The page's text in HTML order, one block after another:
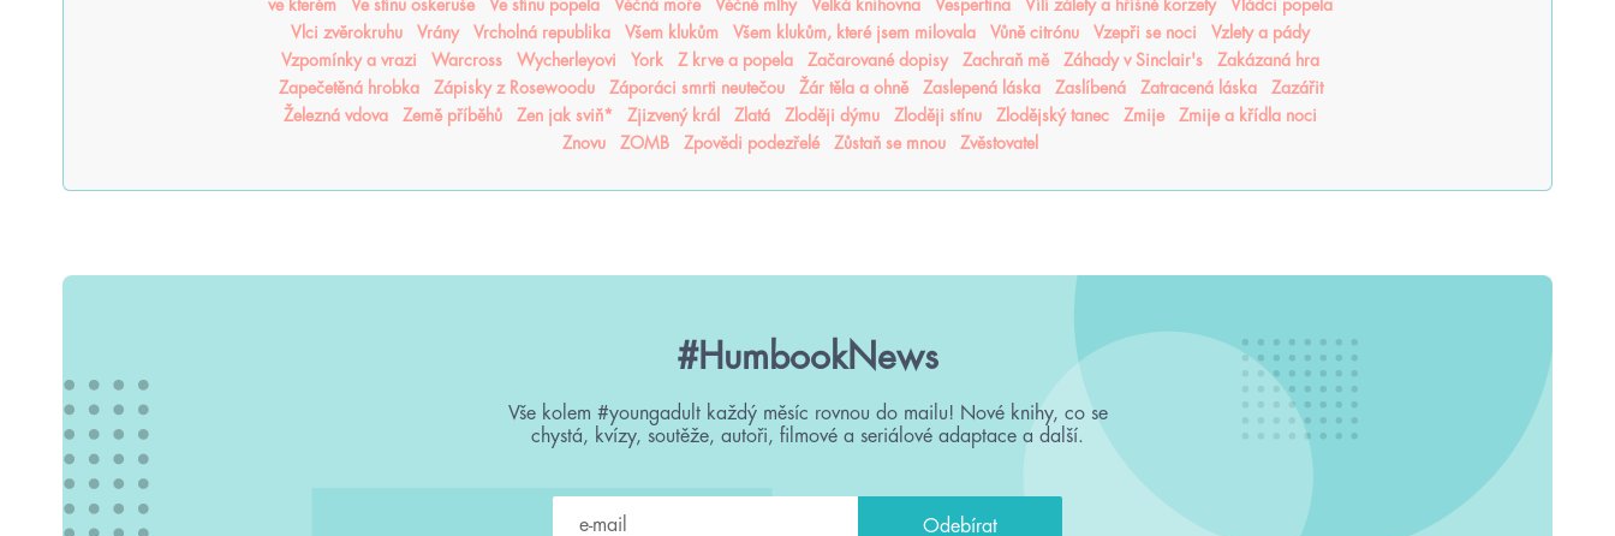
ve kterém
Ve stínu oskeruše Ve stínu popela Věčná moře Věčné mlhy Velká knihovna Vespertina Vílí zálety a hříšné korzety
Vládci popela
Vlci zvěrokruhu
Vrány Vrcholná republika Všem klukům Všem klukům, které jsem milovala Vůně citrónu Vzepři se noci
Vzlety a pády
Vzpomínky a vrazi
Warcross Wycherleyovi York Z krve a popela Začarované dopisy Zachraň mě Záhady v Sinclair's
Zakázaná hra
Zapečetěná hrobka
Zápisky z Rosewoodu Záporáci smrti neutečou Žár těla a ohně Zaslepená láska Zaslíbená Zatracená láska
Zazářit
Železná vdova
Země příběhů Zen jak sviň* Zjizvený král Zlatá Zloději dýmu Zloději stínu Zlodějský tanec Zmije
Zmije a křídla noci
Znovu
ZOMB Zpovědi podezřelé Zůstaň se mnou Zvěstovatel
#HumbookNews
Vše kolem #youngadult každý měsíc rovnou do mailu! Nové knihy, co se
chystá, kvízy, soutěže, autoři, filmové a seriálové adaptace a další.